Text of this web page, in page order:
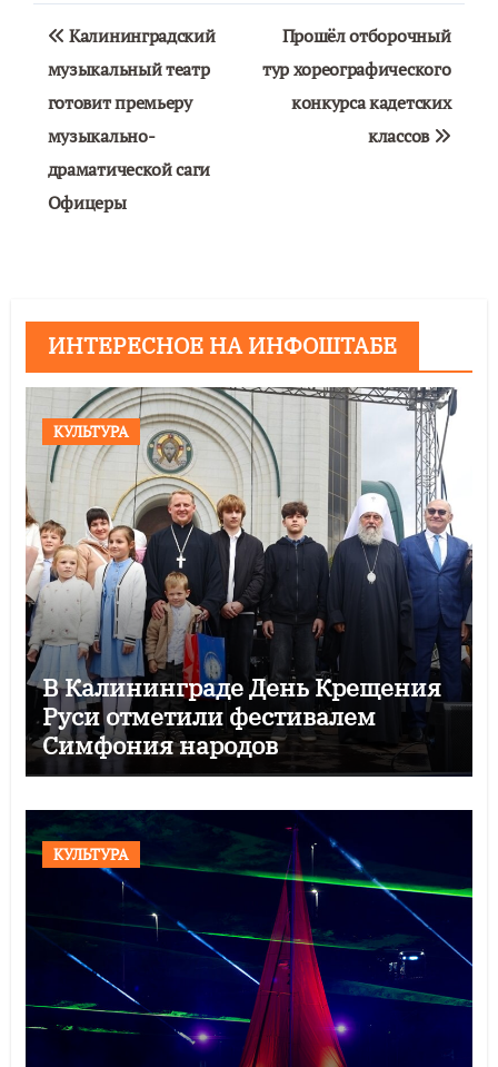
Навигация
по
записям
Калининградский
музыкальный театр
готовит премьеру
музыкально-
драматической саги
Офицеры
Прошёл отборочный
тур хореографического
конкурса кадетских
классов
ИНТЕРЕСНОЕ НА ИНФОШТАБЕ
КУЛЬТУРА
В Калининграде День Крещения
Руси отметили фестивалем
Симфония народов
КУЛЬТУРА